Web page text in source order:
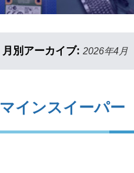
月別アーカイブ: 2026年4月
マインスイーパー